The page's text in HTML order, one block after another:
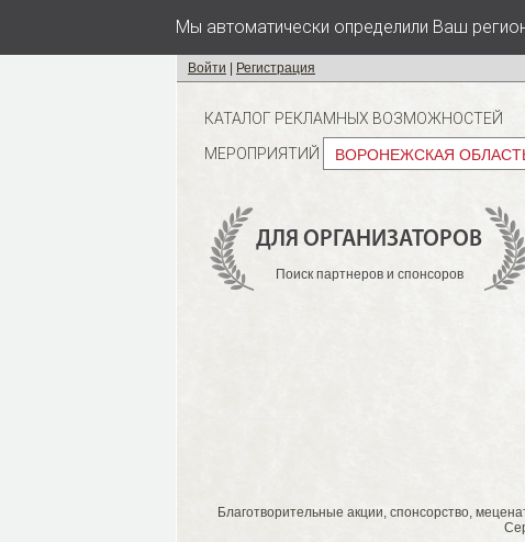
Мы автоматически определили Ваш
Войти Регистрация
КАТАЛОГ РЕКЛАМНЫХ ВОЗМОЖНОСТЕЙ
МЕРОПРИЯТИЙ
ВОРОНЕЖСКАЯ
ДЛЯ ОРГАНИЗАТОРОВ
Поиск партнеров и спонсоров
Благотворительные акции, спонсорство,